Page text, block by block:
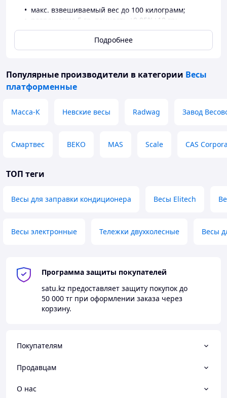
макс. взвешиваемый вес до 100 килограмм;
разрешение 5 гр, точность ±0.05%+10 гр;
диапазон температурного колебания 5 ℃/час;
заправочный клапан, позволяющий держать
контроль над количеством заправляемого агента;
авто-выключение для экономии заряда
батарей;
темноте;
возможность измерений приложением Elitech
Tools, бесплатно для iOS и Android (Bluetooth
беспроводная связь на расстоянии 8 метров от
транспортировки.
Применение весов Elitech LMC-310 до 100 кг для
хладагента:
В заправке кондиционеров, систем вентиляции
и отопления.
эксплуатации.
Подробнее
Популярные производители в категории Весы
платформенные
Масса-К Невские весы Radwag Завод
Смартвес BEKO MAS Scale CAS
ТОП теги
Весы для заправки кондиционера Весы Elitech
Весы электронные Тележки двухколесные Весы
Программа защиты покупателей
satu.kz предоставляет защиту покупок до
50 000 тг при оформлении заказа через
корзину.
Покупателям
Продавцам
О нас